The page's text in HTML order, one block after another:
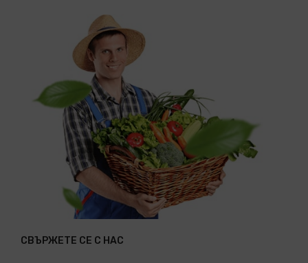
СВЪРЖЕТЕ СЕ С НАС